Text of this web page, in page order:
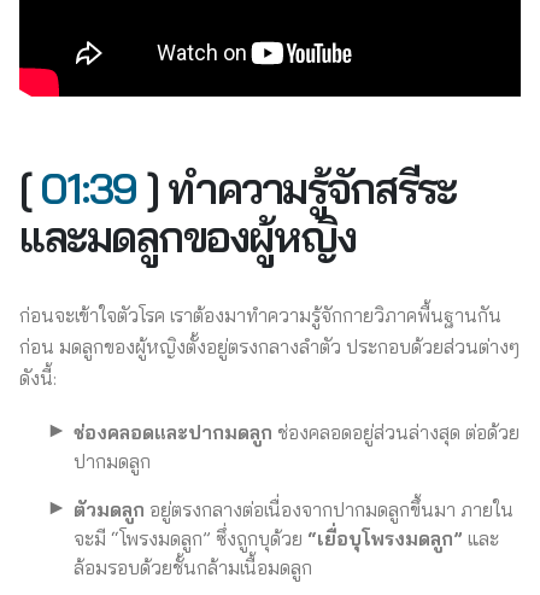
[01:39 ] ทำความรู้จักสรีระ
และมดลูกของผู้หญิง
ก่อนจะเข้าใจตัวโรค เราต้องมาทำความรู้จักกายวิภาคพื้นฐานกัน
ก่อน มดลูกของผู้หญิงตั้งอยู่ตรงกลางลำตัว ประกอบด้วยส่วนต่างๆ
ดังนี้:
ช่องคลอดและปากมดลูก ช่องคลอดอยู่ส่วนล่างสุด ต่อด้วย
ปากมดลูก
ตัวมดลูก อยู่ตรงกลางต่อเนื่องจากปากมดลูกขึ้นมา ภายใน
จะมี “โพรงมดลูก” ซึ่งถูกบุด้วย “เยื่อบุโพรงมดลูก” และ
ล้อมรอบด้วยชั้นกล้ามเนื้อมดลูก